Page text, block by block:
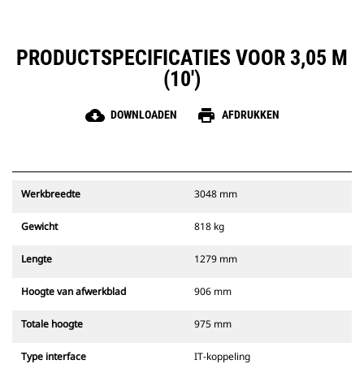
PRODUCTSPECIFICATIES VOOR 3,05 M
(10')
cloud_download DOWNLOADEN print AFDRUKKEN
Werkbreedte 3048 mm
Gewicht 818 kg
Lengte 1279 mm
Hoogte van afwerkblad 906 mm
Totale hoogte 975 mm
Type interface IT-koppeling